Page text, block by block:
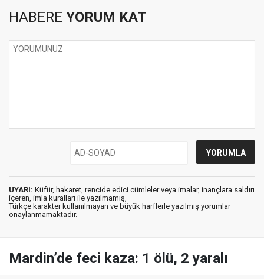
HABERE YORUM KAT
UYARI: Küfür, hakaret, rencide edici cümleler veya imalar, inançlara saldırı
içeren, imla kuralları ile yazılmamış,
Türkçe karakter kullanılmayan ve büyük harflerle yazılmış yorumlar
onaylanmamaktadır.
Mardin’de feci kaza: 1 ölü, 2 yaralı